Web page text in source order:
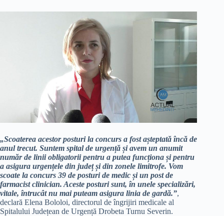
„Scoaterea acestor posturi la concurs a fost așteptată încă de
anul trecut. Suntem spital de urgență și avem un anumit
număr de linii obligatorii pentru a putea funcționa și pentru
a asigura urgențele din județ și din zonele limitrofe. Vom
scoate la concurs 39 de posturi de medic și un post de
farmacist clinician. Aceste posturi sunt, în unele specializări,
vitale, întrucât nu mai puteam asigura linia de gardă.”,
declară Elena Bololoi, directorul de îngrijiri medicale al
Spitalului Județean de Urgență Drobeta Turnu Severin.